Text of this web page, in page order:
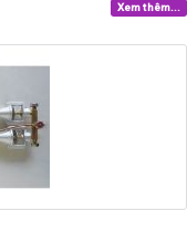
Xem thêm...